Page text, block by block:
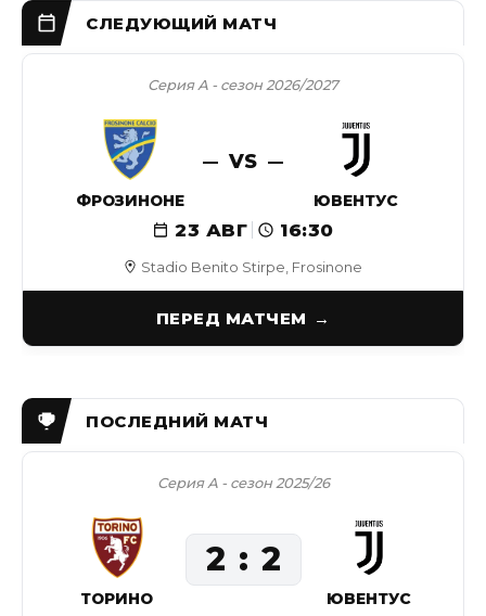
Stadio Benito Stirpe, Frosinone
Серия А - сезон 2026/2027
ФРОЗИНОНЕ
VS
ЮВЕНТУС
23 АВГ 16:30
ПЕРЕД МАТЧЕМ
Серия А - сезон 2025/26
ТОРИНО
2 2
ЮВЕНТУС